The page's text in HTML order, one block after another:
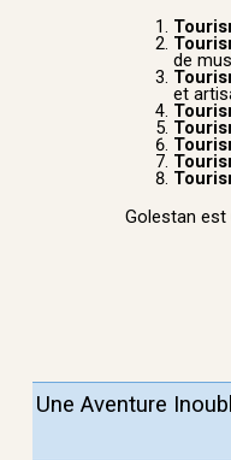
de
et
Golestan est
Une Aventure